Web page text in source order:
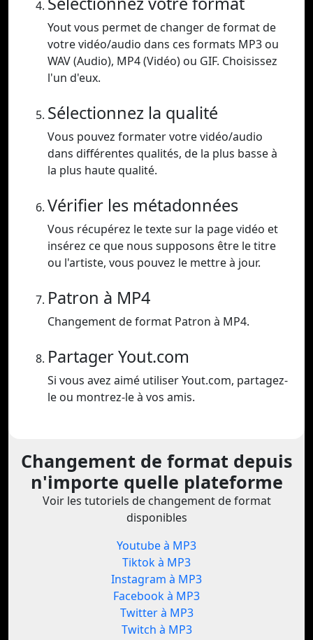
Yout vous permet de changer de format de
votre vidéo/audio dans ces formats MP3 ou
WAV (Audio), MP4 (Vidéo) ou GIF. Choisissez
l'un d'eux.
Sélectionnez la qualité
Vous pouvez formater votre vidéo/audio
dans différentes qualités, de la plus basse à
la plus haute qualité.
Vérifier les métadonnées
Vous récupérez le texte sur la page vidéo et
insérez ce que nous supposons être le titre
ou l'artiste, vous pouvez le mettre à jour.
Patron à MP4
Changement de format Patron à MP4.
Partager Yout.com
Si vous avez aimé utiliser Yout.com, partagez-
le ou montrez-le à vos amis.
Changement de format depuis
n'importe quelle plateforme
Voir les tutoriels de changement de format
disponibles
Youtube à MP3
Tiktok à MP3
Instagram à MP3
Facebook à MP3
Twitter à MP3
Twitch à MP3